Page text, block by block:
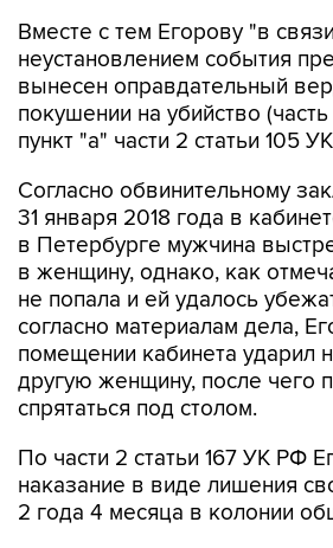
Вместе с тем Егорову "в
неустановлением события
вынесен оправдательный
покушении на убийство
пункт "а" части 2 статьи 105
Согласно обвинительному
31 января 2018 года в
в Петербурге мужчина
в женщину, однако, как
не попала и ей удалось
согласно материалам дела,
помещении кабинета ударил
другую женщину, после чего
спрятаться под столом.
По части 2 статьи 167 УК РФ
наказание в виде лишения
2 года 4 месяца в колонии